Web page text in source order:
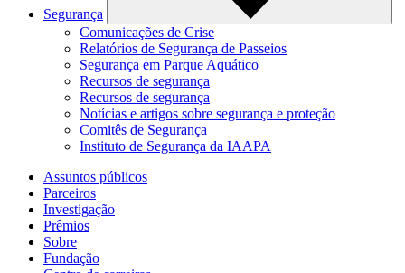
Segurança
Comunicações de Crise
Relatórios de Segurança de Passeios
Segurança em Parque Aquático
Recursos de segurança
Recursos de segurança
Notícias e artigos sobre segurança e proteção
Comitês de Segurança
Instituto de Segurança da IAAPA
Assuntos públicos
Parceiros
Investigação
Prêmios
Sobre
Fundação